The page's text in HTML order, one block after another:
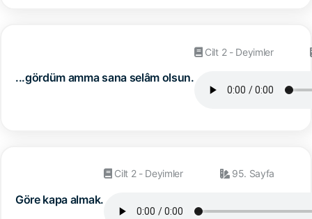
...gördüm amma sana selâm olsun.
Cilt 2 - Deyimler
Göre kapa almak.
Cilt 2 - Deyimler 95. Sayfa